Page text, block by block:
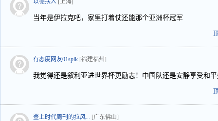
以德扶人 [上海]
当年是伊拉克吧，家里打着仗还能那个亚洲杯冠军
有态度网友01spik [福建福州]
我觉得还是叙利亚进世界杯更励志！中国队还是安静享受和
登上时代周刊的拉风... [广东佛山]